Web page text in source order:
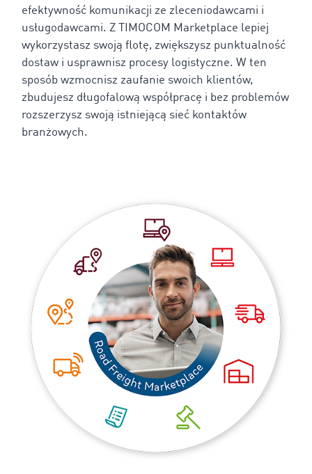
efektywność komunikacji ze zleceniodawcami i
usługodawcami. Z TIMOCOM Marketplace lepiej
wykorzystasz swoją flotę, zwiększysz punktualność
dostaw i usprawnisz procesy logistyczne. W ten
sposób wzmocnisz zaufanie swoich klientów,
zbudujesz długofalową współpracę i bez problemów
rozszerzysz swoją istniejącą sieć kontaktów
branżowych.